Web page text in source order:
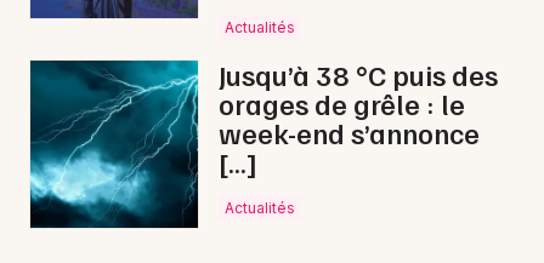
Actualités
Jusqu’à 38 °C puis des
orages de grêle : le
week-end s’annonce
[…]
Actualités